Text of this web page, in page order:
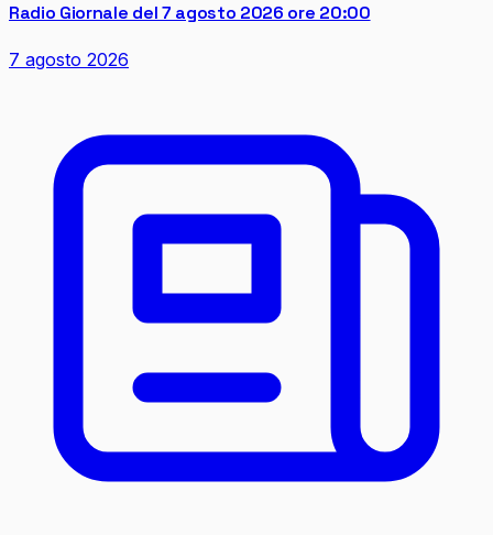
Radio Giornale del 7 agosto 2026 ore 20:00
7 agosto 2026